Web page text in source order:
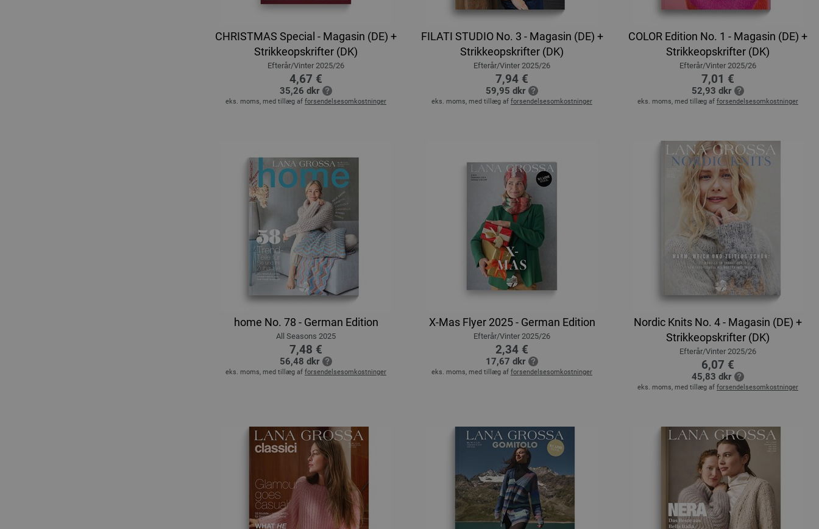
CHRISTMAS Special - Magasin (DE) +
Strikkeopskrifter (DK)
Efterår/Vinter 2025/26
4,67 €
35,26 dkr
eks. moms, med tillæg af forsendelsesomkostninger
FILATI STUDIO No. 3 - Magasin (DE) +
Strikkeopskrifter (DK)
Efterår/Vinter 2025/26
7,94 €
59,95 dkr
eks. moms, med tillæg af forsendelsesomkostninger
COLOR Edition No. 1 - Magasin (DE) +
Strikkeopskrifter (DK)
Efterår/Vinter 2025/26
7,01 €
52,93 dkr
eks. moms, med tillæg af forsendelsesomkostninger
home No. 78 - German Edition
All Seasons 2025
7,48 €
56,48 dkr
eks. moms, med tillæg af forsendelsesomkostninger
X-Mas Flyer 2025 - German Edition
Efterår/Vinter 2025/26
2,34 €
17,67 dkr
eks. moms, med tillæg af forsendelsesomkostninger
Nordic Knits No. 4 - Magasin (DE) +
Strikkeopskrifter (DK)
Efterår/Vinter 2025/26
6,07 €
45,83 dkr
eks. moms, med tillæg af forsendelsesomkostninger